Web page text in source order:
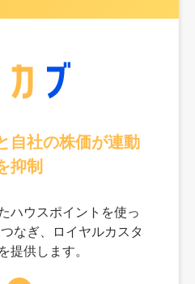
自社の株価が連動
抑制
ハウスポイントを使っ
つなぎ、ロイヤルカスタ
提供します。